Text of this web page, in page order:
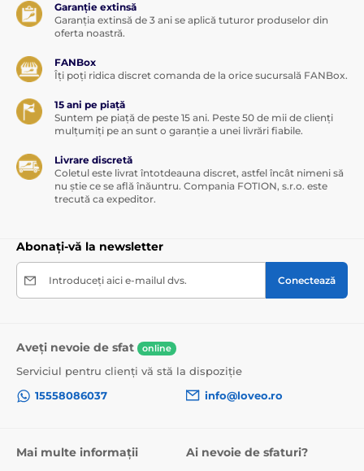
Garanție extinsă
Garanția extinsă de 3 ani se aplică tuturor produselor din
oferta noastră.
FANBox
Îți poți ridica discret comanda de la orice sucursală FANBox.
15 ani pe piață
Suntem pe piață de peste 15 ani. Peste 50 de mii de clienți
mulțumiți pe an sunt o garanție a unei livrări fiabile.
Livrare discretă
Coletul este livrat întotdeauna discret, astfel încât nimeni să
nu știe ce se află înăuntru. Compania FOTION, s.r.o. este
trecută ca expeditor.
Abonați-vă la newsletter
Introduceți aici e-mailul dvs. Conectează
Aveți nevoie de sfat online
Serviciul pentru clienți vă stă la dispoziție
15558086037
info@loveo.ro
Mai multe informații Ai nevoie de sfaturi?